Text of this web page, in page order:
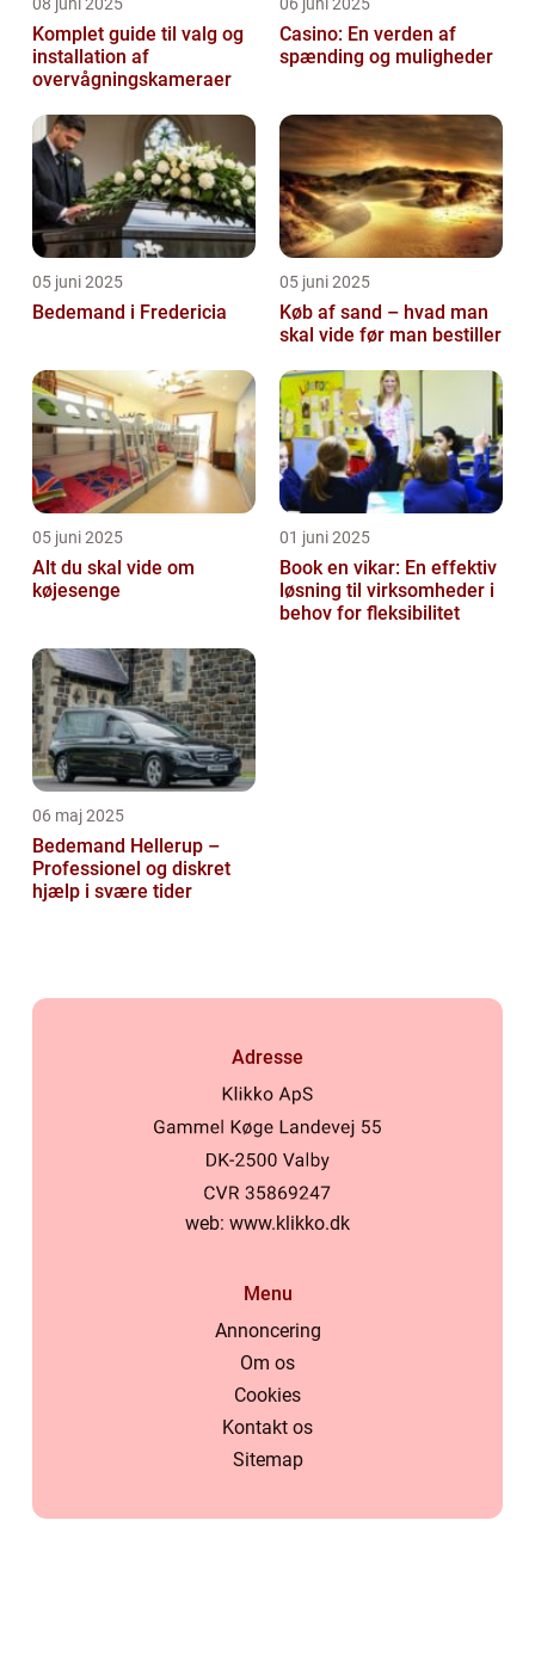
Komplet guide til valg og
installation af
overvågningskameraer
Casino: En verden af
spænding og muligheder
05 juni 2025
Bedemand i Fredericia
05 juni 2025
Køb af sand – hvad man
skal vide før man bestiller
05 juni 2025
Alt du skal vide om
køjesenge
01 juni 2025
Book en vikar: En effektiv
løsning til virksomheder i
behov for fleksibilitet
06 maj 2025
Bedemand Hellerup –
Professionel og diskret
hjælp i svære tider
Adresse
web: www.klikko.dk
Menu
Annoncering
Om os
Cookies
Kontakt os
Sitemap